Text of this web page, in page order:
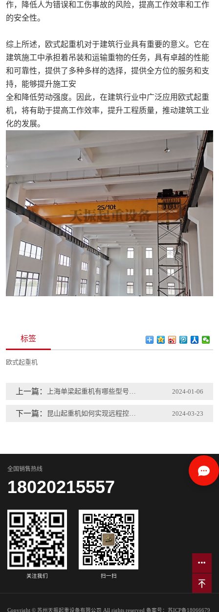
作，降低人为错误和工伤事故的风险，提高工作效率和工作
的安全性。
综上所述，欧式起重机对于建筑行业具有重要的意义。它在
建筑施工中承担着吊装和运输重物的任务，具有卓越的性能
和可靠性，提供了多种多样的选择，提供全方位的服务和支
持，能够提升施工安
全和降低劳动强度。因此，在建筑行业中广泛应用欧式起重
机，将有助于提高工作效率，提升工程质量，推动建筑工业
化的发展。
标签
欧式起重机
上一篇： 上海单梁起重机有哪些型号适用于工地施工？ 2024-01-06
下一篇： 昆山起重机如何实现远程控制？ 2024-03-23
全国销售热线
18020215557
关注我们 扫一扫
Copyright © 苏州天振起重设备有限公司 All rights reserved 备案号： 苏ICP备18066679